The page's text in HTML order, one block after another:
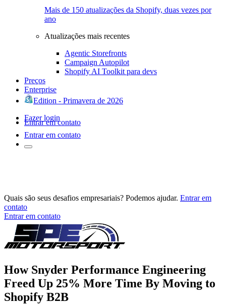
Mais de 150 atualizações da Shopify, duas vezes por
ano
Atualizações mais recentes
Agentic Storefronts
Campaign Autopilot
Shopify AI Toolkit para devs
Preços
Enterprise
Edition - Primavera de 2026
Fazer login
Entrar em contato
Entrar em contato
Quais são seus desafios empresariais? Podemos ajudar. Entrar em
contato
Entrar em contato
How Snyder Performance Engineering
Freed Up 25% More Time By Moving to
Shopify B2B